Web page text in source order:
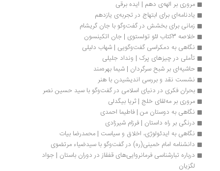
مروری بر الهه‌ی دهم | ایده برقی
یادنامه‌ای برای ابتهاج در تجربه‌ی یازدهم
زمانی برای بخشش در گفت‌وگو با جان گریشام
خلاصه 3کتاب لئو تولستوی | جان اتکینسون
نگاهی به دمکراسی گفت‌وگویی | شهاب دلیلی
تأملی در چیزهای پرک | ونداد جلیلی
حاشیه‌ای بر شبح سرگردان | شیما بهره‌مند
نشست نقد و بررسی اندیشیدن با هنر
بحران فکری در دنیای اسلامی در گفت‌وگو با سید حسین نصر
مروری بر مه‌لقای خلج | ثریا بیگدلی
نگاهی به دوستان من | فاطیما احمدی
درنگی بر راه داستان‌ | فرزام شیرزادی
نگاهی به ایدئولوژی، اخلاق و سیاست | محمدرضا بیات
دانشنامه امام خمینی(ره) در گفت‌وگو با سیدضیاء مرتضوی
درباره تبارشناسی فرمانروایی‌های قفقاز در دوران باستان | جواد